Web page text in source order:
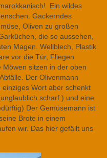
Ein wildes
Gackerndes
Oliven zu großen
die so aussehen,
Magen. Wellblech, Plastik
vor die Tür, Fliegen
sitzen in der oben
Der Olivenmann
Wort aber schenkt
scharf ) und eine
Der Gemüsemann ist
Brote in einem
wir. Das hier gefällt uns